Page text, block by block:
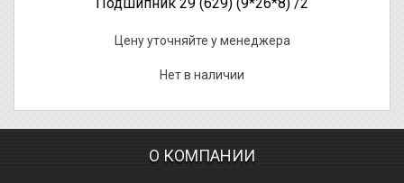
Цену уточняйте у менеджера
Нет в наличии
О КОМПАНИИ